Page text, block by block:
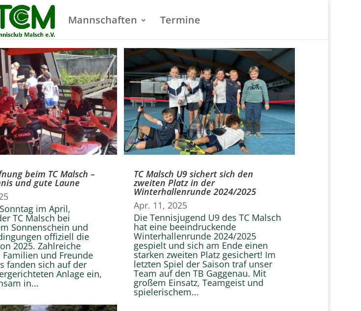
Mannschaften Termine
beim TC Malsch –
und gute Laune
im April,
TC Malsch bei
Sonnenschein und
offiziell die
2025. Zahlreiche
und Freunde
fanden sich auf der
Anlage ein,
in...
TC Malsch U9 sichert sich den
zweiten Platz in der
Winterhallenrunde 2024/2025
Apr. 11, 2025
Die Tennisjugend U9 des TC Malsch
hat eine beeindruckende
Winterhallenrunde 2024/2025
gespielt und sich am Ende einen
starken zweiten Platz gesichert! Im
letzten Spiel der Saison traf unser
Team auf den TB Gaggenau. Mit
großem Einsatz, Teamgeist und
spielerischem...